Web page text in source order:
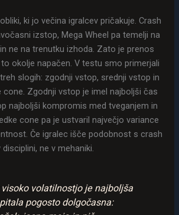
ki jo večina igralcev pričakuje. Crash
izstop, Mega Wheel pa temelji na
ne na trenutku izhoda. Zato je prenos
to okolje napačen. V testu smo primerjali
slogih: zgodnji vstop, srednji vstop in
cone. Zgodnji vstop je imel najboljši čas
najboljši kompromis med tveganjem in
cone pa je ustvaril največjo variance
Če igralec išče podobnost s crash
ne v mehaniki.
visoko volatilnostjo je najboljša
pogosto dolgočasna: